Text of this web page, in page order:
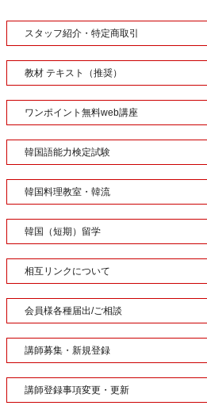
スタッフ紹介・特定商取引
教材 テキスト（推奨）
ワンポイント無料web講座
韓国語能力検定試験
韓国料理教室・韓流
韓国（短期）留学
相互リンクについて
会員様各種届出/ご相談
講師募集・新規登録
講師登録事項変更・更新